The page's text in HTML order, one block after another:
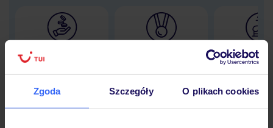
Zgoda Szczegóły O plikach cookies
30 lat w